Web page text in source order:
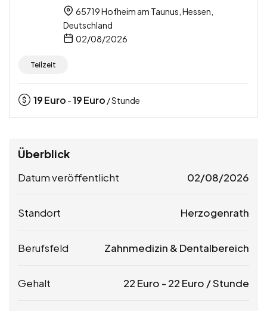
65719 Hofheim am Taunus, Hessen,
Deutschland
02/08/2026
Teilzeit
19Euro -19Euro / Stunde
Überblick
Datum veröffentlicht 02/08/2026
Standort Herzogenrath
Berufsfeld Zahnmedizin & Dentalbereich
Gehalt 22 Euro - 22 Euro / Stunde